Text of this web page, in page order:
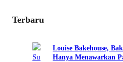
Terbaru
Louise Bakehouse,
Hanya Menawarkan